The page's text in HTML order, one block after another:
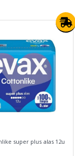
super plus alas 12u